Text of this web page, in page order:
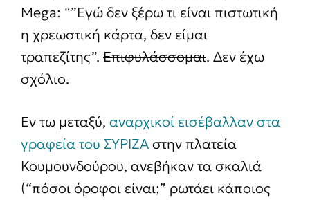
Mega: “”Εγώ δεν ξέρω τι είναι πιστωτική
η χρεωστική κάρτα, δεν είμαι
τραπεζίτης”. Επιφυλάσσομαι. Δεν έχω
σχόλιο.
Εν τω μεταξύ, αναρχικοί εισέβαλλαν στα
γραφεία του ΣΥΡΙΖΑστην πλατεία
Κουμουνδούρου, ανεβήκαν τα σκαλιά
(“πόσοι όροφοι είναι;” ρωτάει κάποιος